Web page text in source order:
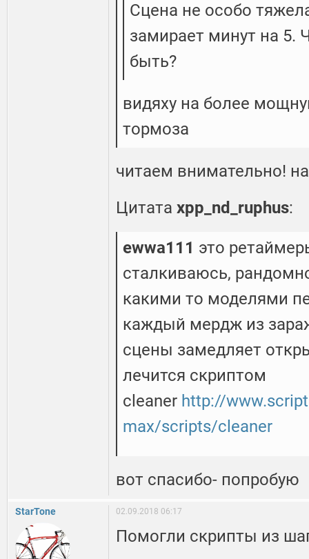
Сцена не особо
замирает минут на 5.
быть?
видяху на более
тормоза
читаем внимательно!
Цитата xpp_nd_ruphus:
ewwa111 это
сталкиваюсь,
какими то моделями
каждый мердж из
сцены замедляет
лечится скриптом
cleaner http://
max/scripts/cleaner
вот спасибо- попробую
StarTone 02.09.2018 06:17
Помогли скрипты из